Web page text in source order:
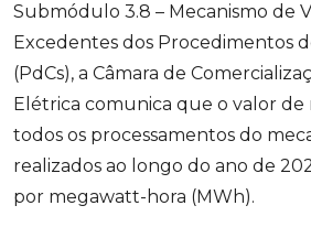
Submódulo 3.8 – Mecanismo de
Excedentes dos Procedimentos
(PdCs), a Câmara de
Elétrica comunica que o valor de
todos os processamentos do
realizados ao longo do ano de
por megawatt-hora (MWh).